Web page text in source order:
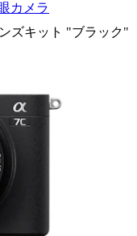
カメラ
ズキット "ブラック"